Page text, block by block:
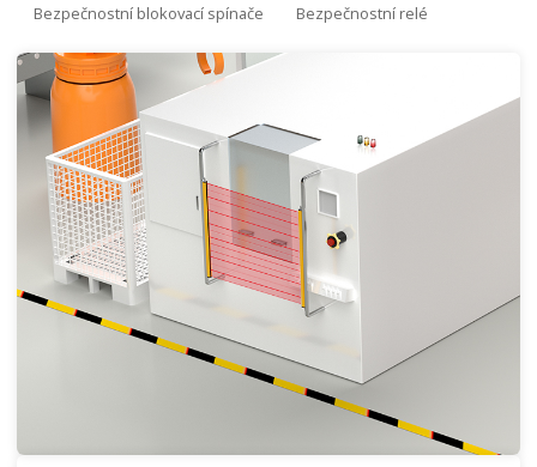
Bezpečnostní blokovací spínače
Bezpečnostní relé